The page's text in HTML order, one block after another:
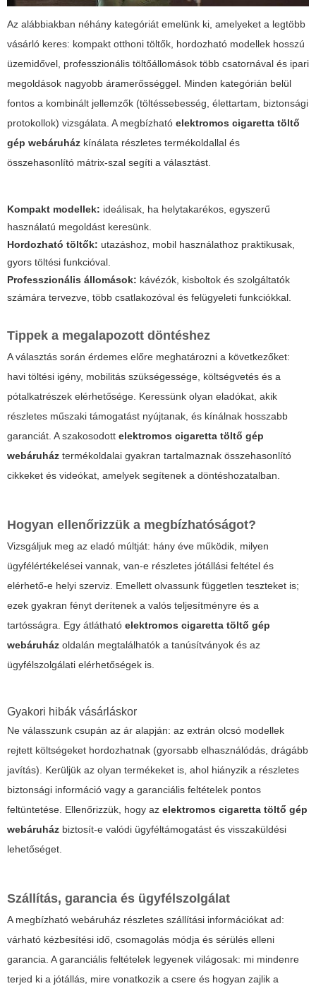
Az alábbiakban néhány kategóriát emelünk ki, amelyeket a legtöbb
vásárló keres: kompakt otthoni töltők, hordozható modellek hosszú
üzemidővel, professzionális töltőállomások több csatornával és ipari
megoldások nagyobb áramerősséggel. Minden kategórián belül
fontos a kombinált jellemzők (töltéssebesség, élettartam, biztonsági
protokollok) vizsgálata. A megbízható elektromos cigaretta töltő
gép webáruház kínálata részletes termékoldallal és
összehasonlító mátrix-szal segíti a választást.
Kompakt modellek: ideálisak, ha helytakarékos, egyszerű
használatú megoldást keresünk.
Hordozható töltők: utazáshoz, mobil használathoz praktikusak,
gyors töltési funkcióval.
Professzionális állomások: kávézók, kisboltok és szolgáltatók
számára tervezve, több csatlakozóval és felügyeleti funkciókkal.
Tippek a megalapozott döntéshez
A választás során érdemes előre meghatározni a következőket:
havi töltési igény, mobilitás szükségessége, költségvetés és a
pótalkatrészek elérhetősége. Keressünk olyan eladókat, akik
részletes műszaki támogatást nyújtanak, és kínálnak hosszabb
garanciát. A szakosodott elektromos cigaretta töltő gép
webáruház termékoldalai gyakran tartalmaznak összehasonlító
cikkeket és videókat, amelyek segítenek a döntéshozatalban.
Hogyan ellenőrizzük a megbízhatóságot?
Vizsgáljuk meg az eladó múltját: hány éve működik, milyen
ügyfélértékelései vannak, van-e részletes jótállási feltétel és
elérhető-e helyi szerviz. Emellett olvassunk független teszteket is;
ezek gyakran fényt derítenek a valós teljesítményre és a
tartósságra. Egy átlátható elektromos cigaretta töltő gép
webáruház oldalán megtalálhatók a tanúsítványok és az
ügyfélszolgálati elérhetőségek is.
Gyakori hibák vásárláskor
Ne válasszunk csupán az ár alapján: az extrán olcsó modellek
rejtett költségeket hordozhatnak (gyorsabb elhasználódás, drágább
javítás). Kerüljük az olyan termékeket is, ahol hiányzik a részletes
biztonsági információ vagy a garanciális feltételek pontos
feltüntetése. Ellenőrizzük, hogy az elektromos cigaretta töltő gép
webáruház biztosít-e valódi ügyféltámogatást és visszaküldési
lehetőséget.
Szállítás, garancia és ügyfélszolgálat
A megbízható webáruház részletes szállítási információkat ad:
várható kézbesítési idő, csomagolás módja és sérülés elleni
garancia. A garanciális feltételek legyenek világosak: mi mindenre
terjed ki a jótállás, mire vonatkozik a csere és hogyan zajlik a